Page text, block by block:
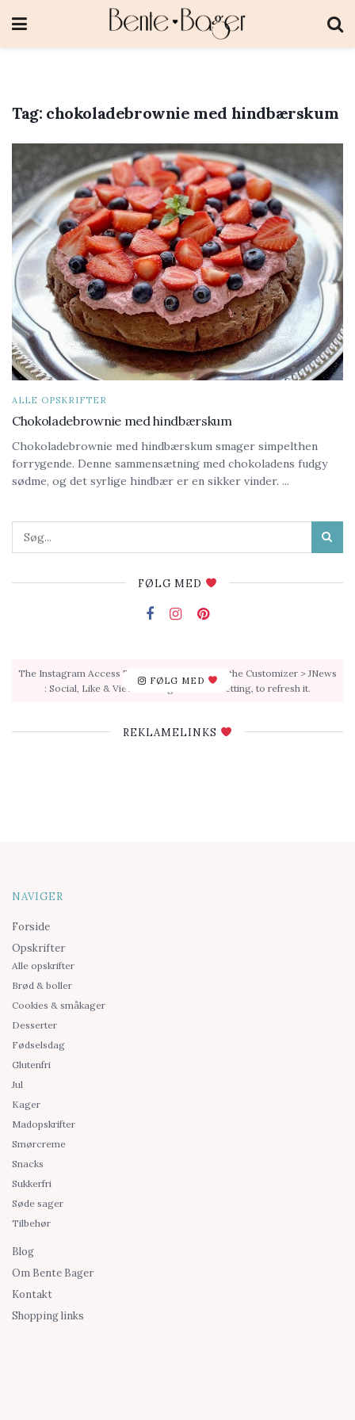
Tag: chokoladebrownie med hindbærskum
ALLE OPSKRIFTER
Chokoladebrownie med hindbærskum
Chokoladebrownie med hindbærskum smager simpelthen
forrygende. Denne sammensætning med chokoladens fudgy
sødme, og det syrlige hindbær er en sikker vinder. ...
FØLG MED
FØLG MED
The Instagram Access Token is expired, Go to the Customizer > JNews
: Social, Like & View > Instagram Feed Setting, to refresh it.
REKLAMELINKS
NAVIGER
Forside
Opskrifter
Alle opskrifter
Brød & boller
Cookies & småkager
Desserter
Fødselsdag
Glutenfri
Jul
Kager
Madopskrifter
Smørcreme
Snacks
Sukkerfri
Søde sager
Tilbehør
Blog
Om Bente Bager
Kontakt
Shopping links